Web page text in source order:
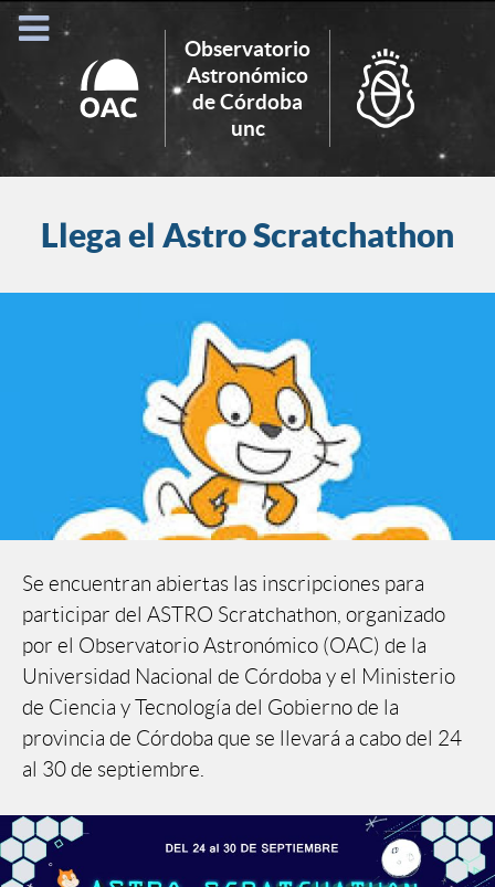
Observatorio
Astronómico
de Córdoba
unc
Search
for:
Llega el Astro Scratchathon
Se encuentran abiertas las inscripciones para
participar del ASTRO Scratchathon, organizado
por el Observatorio Astronómico (OAC) de la
Universidad Nacional de Córdoba y el Ministerio
de Ciencia y Tecnología del Gobierno de la
provincia de Córdoba que se llevará a cabo del 24
al 30 de septiembre.